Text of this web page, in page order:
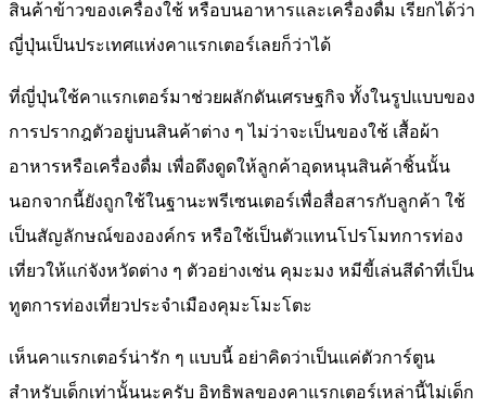
สินค้าข้าวของเครื่องใช้ หรือบนอาหารและเครื่องดื่ม เรียกได้ว่า
ญี่ปุ่นเป็นประเทศแห่งคาแรกเตอร์เลยก็ว่าได้
ที่ญี่ปุ่นใช้คาแรกเตอร์มาช่วยผลักดันเศรษฐกิจ ทั้งในรูปแบบของ
การปรากฎตัวอยู่บนสินค้าต่าง ๆ ไม่ว่าจะเป็นของใช้ เสื้อผ้า
อาหารหรือเครื่องดื่ม เพื่อดึงดูดให้ลูกค้าอุดหนุนสินค้าชิ้นนั้น
นอกจากนี้ยังถูกใช้ในฐานะพรีเซนเตอร์เพื่อสื่อสารกับลูกค้า ใช้
เป็นสัญลักษณ์ขององค์กร หรือใช้เป็นตัวแทนโปรโมทการท่อง
เที่ยวให้แก่จังหวัดต่าง ๆ ตัวอย่างเช่น คุมะมง หมีขี้เล่นสีดำที่เป็น
ทูตการท่องเที่ยวประจำเมืองคุมะโมะโตะ
เห็นคาแรกเตอร์น่ารัก ๆ แบบนี้ อย่าคิดว่าเป็นแค่ตัวการ์ตูน
สำหรับเด็กเท่านั้นนะครับ อิทธิพลของคาแรกเตอร์เหล่านี้ไม่เด็ก